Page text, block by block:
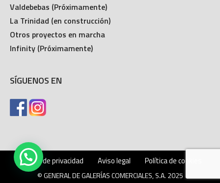
Valdebebas (Próximamente)
La Trinidad (en construcción)
Otros proyectos en marcha
Infinity (Próximamente)
SÍGUENOS EN
Política de privacidad Aviso legal Política de cookies
© GENERAL DE GALERÍAS COMERCIALES, S.A. 2025